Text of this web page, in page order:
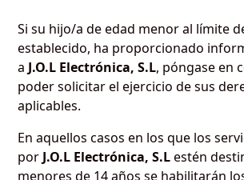
Si su hijo/a de edad menor al límite
establecido, ha proporcionado
a J.O.L Electrónica, S.L, póngase en
poder solicitar el ejercicio de sus
aplicables.
En aquellos casos en los que los
por J.O.L Electrónica, S.Lestén
menores de 14 años se habilitarán